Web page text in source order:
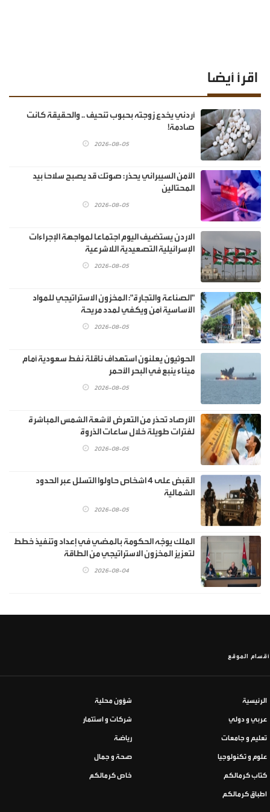
اقرأ أيضا
أردني يخدع زوجته بحبوب تنحيف .. والحقيقة كانت
صادمة!
2026-08-05
الأمن السيبراني يحذر: صوتك قد يصبح سلاحًا بيد
المحتالين
2026-08-05
الاردن يستضيف اليوم اجتماعا لمواجهة الإجراءات
الإسرائيلية التصعيدية اللاشرعية
2026-08-05
"الصناعة والتجارة": المخزون الاستراتيجي للمواد
الأساسية آمن ويكفي لمدد مريحة
2026-08-05
الحوثيون يعلنون استهداف ناقلة نفط سعودية أمام
ميناء ينبع في البحر الأحمر
2026-08-05
الأرصاد تحذر من التعرض لأشعة الشمس المباشرة
لفترات طويلة خلال ساعات الذروة
2026-08-05
القبض على 4 اشخاص حاولوا التسلل عبر الحدود
الشمالية
2026-08-05
الملك يوجّه الحكومة بالمضي في إعداد وتنفيذ خطط
لتعزيز المخزون الاستراتيجي من الطاقة
2026-08-04
أقسام الموقع
الرئيسية شؤون محلية
عربي و دولي شركات و استثمار
تعليم و جامعات رياضة
علوم و تكنولوجيا صحة و جمال
كتاب كرمالكم خاص كرمالكم
اطباق كرمالكم